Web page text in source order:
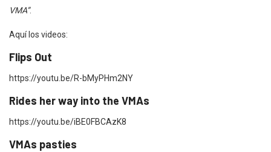
VMA”.
Aquí los videos:
Flips Out
https://youtu.be/R-bMyPHm2NY
Rides her way into the VMAs
https://youtu.be/iBE0FBCAzK8
VMAs pasties